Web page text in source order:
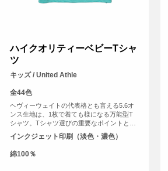
ハイクオリティーベビーTシャ
ツ
キッズ / United Athle
全44色
ヘヴィーウェイトの代表格とも言える5.6オ
ンス生地は、1枚で着ても様になる万能型T
シャツ。Tシャツ選びの重要なポイントとな
る「よれない」「透けない」「長持ちする」
という3大要素を兼ね備えています。
インクジェット印刷（淡色・濃色）
綿100％